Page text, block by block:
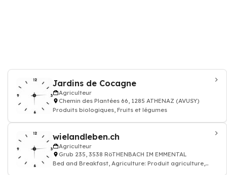
Jardins de Cocagne
Agriculteur
Chemin des Plantées 66, 1285 ATHENAZ (AVUSY)
Produits biologiques, Fruits et légumes
wielandleben.ch
Agriculteur
Grub 235, 3538 RöTHENBACH IM EMMENTAL
Bed and Breakfast, Agriculture: Produit agriculture,